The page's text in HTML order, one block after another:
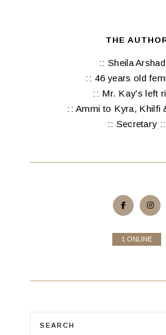
THE
:: Sheila
:: 46 years old
:: Mr. Kay's left
:: Ammi to Kyra, Khilfi
:: Secretary ::
1 ONLINE